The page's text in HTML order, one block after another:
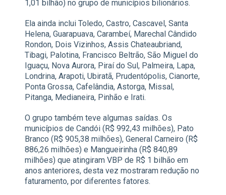
1,01 bilhão) no grupo de municípios bilionários.
Ela ainda inclui Toledo, Castro, Cascavel, Santa
Helena, Guarapuava, Carambeí, Marechal Cândido
Rondon, Dois Vizinhos, Assis Chateaubriand,
Tibagi, Palotina, Francisco Beltrão, São Miguel do
Iguaçu, Nova Aurora, Piraí do Sul, Palmeira, Lapa,
Londrina, Arapoti, Ubiratã, Prudentópolis, Cianorte,
Ponta Grossa, Cafelândia, Astorga, Missal,
Pitanga, Medianeira, Pinhão e Irati.
O grupo também teve algumas saídas. Os
municípios de Candói (R$ 992,43 milhões), Pato
Branco (R$ 905,38 milhões), General Carneiro (R$
886,26 milhões) e Mangueirinha (R$ 840,89
milhões) que atingiram VBP de R$ 1 bilhão em
anos anteriores, desta vez mostraram redução no
faturamento, por diferentes fatores.